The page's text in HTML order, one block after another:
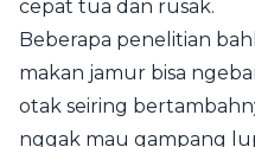
cepat tua dan rusak.
Beberapa penelitian
makan jamur bisa
otak seiring
nggak mau gampang